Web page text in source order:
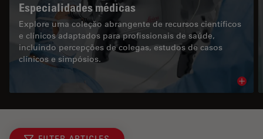
Especialidades médicas
Explore uma coleção abrangente de recursos científicos
e clínicos adaptados para profissionais de saúde,
incluindo percepções de colegas, estudos de casos
clínicos e simpósios.